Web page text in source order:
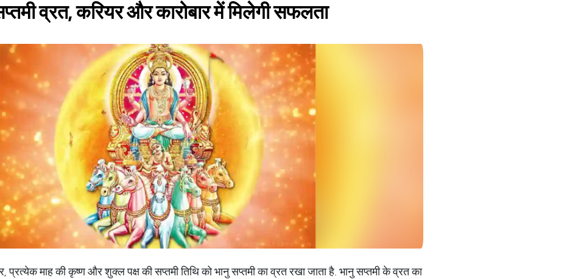
व्रत, करियर और कारोबार में मिलेगी सफलता
प्रत्येक माह की कृष्ण और शुक्ल पक्ष की सप्तमी तिथि को भानु सप्तमी का व्रत रखा जाता है. भानु सप्तमी के व्रत का